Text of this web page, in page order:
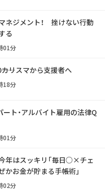
ネジメント！ 挫けない行動
る
01分
カリスマから支援者へ
18分
ート・アルバイト雇用の法律Q
01分
年はスッキリ「毎日○×チェ
お金が貯まる手帳術」
02分